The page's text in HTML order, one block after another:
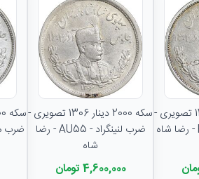
سکه 2000 دینار 1306 تصویری -
سکه 2000 دینار 1306 تصویری -
ضرب لنینگراد - AU55 - رضا
شاه
4,600,000 تومان